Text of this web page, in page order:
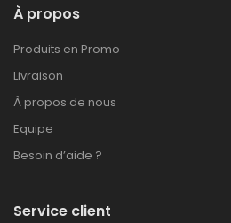
À propos
Produits en Promo
Livraison
À propos de nous
Equipe
Besoin d’aide ?
Service client